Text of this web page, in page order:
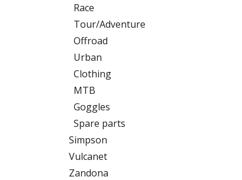
Race
Tour/Adventure
Offroad
Urban
Clothing
MTB
Goggles
Spare parts
Simpson
Vulcanet
Zandona